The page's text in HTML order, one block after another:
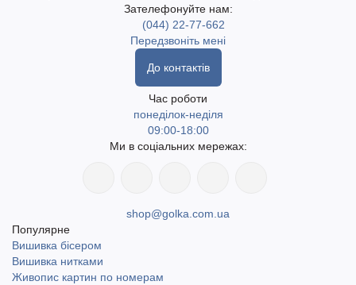
Зателефонуйте нам:
(044) 22-77-662
Передзвоніть мені
До контактів
Час роботи
понеділок-неділя
09:00-18:00
Ми в соціальних мережах:
shop@golka.com.ua
Популярне
Вишивка бісером
Вишивка нитками
Живопис картин по номерам